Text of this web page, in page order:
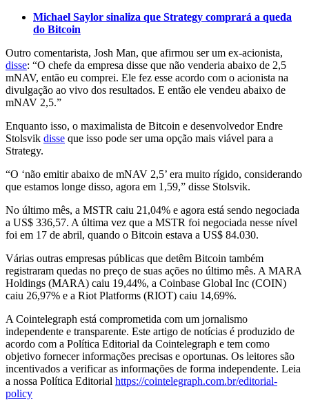
Michael Saylor sinaliza que Strategy comprará a queda
do Bitcoin
Outro comentarista, Josh Man, que afirmou ser um ex-acionista,
disse: “O chefe da empresa disse que não venderia abaixo de 2,5
mNAV, então eu comprei. Ele fez esse acordo com o acionista na
divulgação ao vivo dos resultados. E então ele vendeu abaixo de
mNAV 2,5.”
Enquanto isso, o maximalista de Bitcoin e desenvolvedor Endre
Stolsvik disse que isso pode ser uma opção mais viável para a
Strategy.
“O ‘não emitir abaixo de mNAV 2,5’ era muito rígido, considerando
que estamos longe disso, agora em 1,59,” disse Stolsvik.
No último mês, a MSTR caiu 21,04% e agora está sendo negociada
a US$ 336,57. A última vez que a MSTR foi negociada nesse nível
foi em 17 de abril, quando o Bitcoin estava a US$ 84.030.
Várias outras empresas públicas que detêm Bitcoin também
registraram quedas no preço de suas ações no último mês. A MARA
Holdings (MARA) caiu 19,44%, a Coinbase Global Inc (COIN)
caiu 26,97% e a Riot Platforms (RIOT) caiu 14,69%.
A Cointelegraph está comprometida com um jornalismo
independente e transparente. Este artigo de notícias é produzido de
acordo com a Política Editorial da Cointelegraph e tem como
objetivo fornecer informações precisas e oportunas. Os leitores são
incentivados a verificar as informações de forma independente. Leia
a nossa Política Editorial https://cointelegraph.com.br/editorial-
policy